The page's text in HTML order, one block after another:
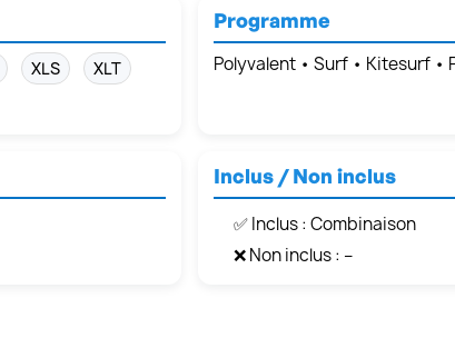
XLS
XLT
Programme
Polyvalent • Surf • Kitesurf •
Inclus / Non inclus
✅ Inclus : Combinaison
❌ Non inclus : –